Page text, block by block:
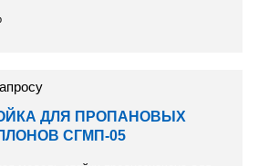
ДЛЯ ПРОПАНОВЫХ
СГМП-05